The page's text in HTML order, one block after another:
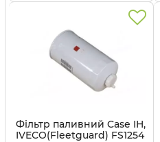
Фільтр паливний Case IH,
IVECO(Fleetguard) FS1254